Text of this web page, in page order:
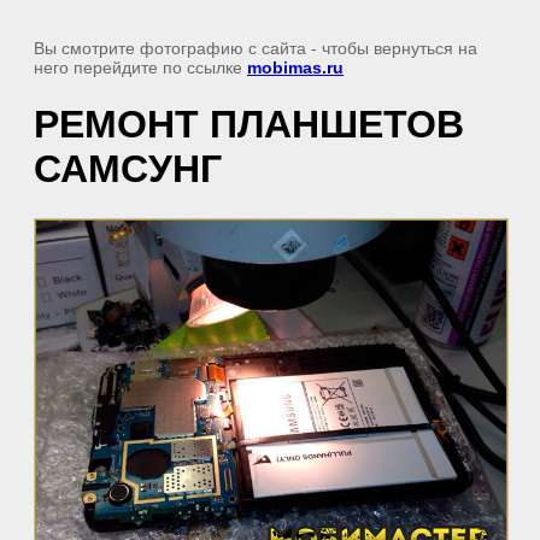
Вы смотрите фотографию с сайта - чтобы вернуться на
него перейдите по ссылке mobimas.ru
РЕМОНТ ПЛАНШЕТОВ
САМСУНГ